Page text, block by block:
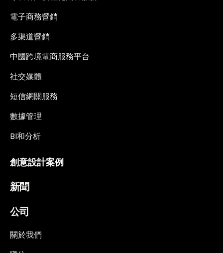
電子商務營銷
多渠道營銷
中國跨境電商服務平台
社交媒體
短信網關服務
數據管理
BI和分析
創意設計案例
新聞
公司
關於我們